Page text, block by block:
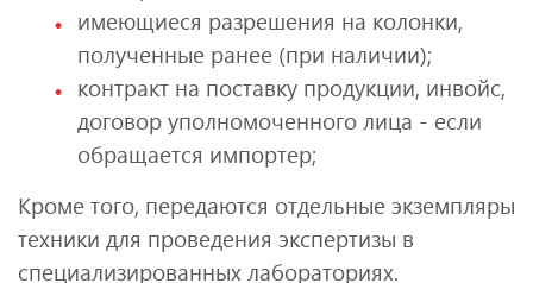
имеющиеся разрешения на колонки,
полученные ранее (при наличии);
контракт на поставку продукции, инвойс,
договор уполномоченного лица - если
обращается импортер;
Кроме того, передаются отдельные экземпляры
техники для проведения экспертизы в
специализированных лабораториях.